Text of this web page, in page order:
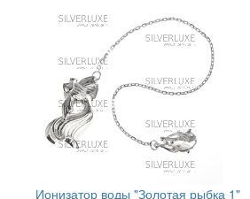
Ионизатор воды "Золотая рыбка 1"